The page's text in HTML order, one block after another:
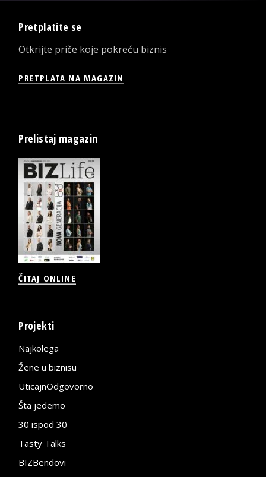
Pretplatite se
Otkrijte priče koje pokreću biznis
PRETPLATA NA MAGAZIN
Prelistaj magazin
ČITAJ ONLINE
Projekti
Najkolega
Žene u biznisu
UticajnOdgovorno
Šta jedemo
30 ispod 30
Tasty Talks
BIZBendovi